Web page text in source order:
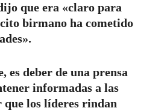
que era «claro para
birmano ha cometido
es deber de una prensa
informadas a las
que los líderes rindan